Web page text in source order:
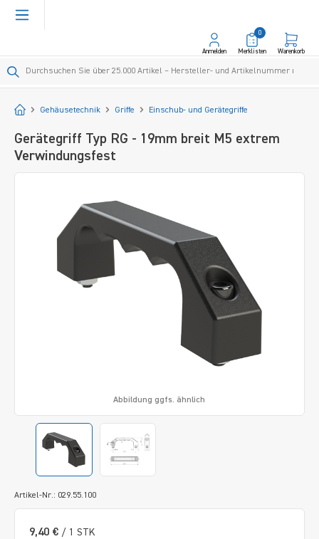
springen
Anmelden Merklisten
0
Warenkorb
Startseite
Gehäusetechnik Griffe Einschub- und Gerätegriffe
Gerätegriff Typ RG - 19mm breit M5 extrem
Verwindungsfest
Artikel-Nr.: 029.55.100
Abbildung ggfs. ähnlich
9,40 € / 1 STK